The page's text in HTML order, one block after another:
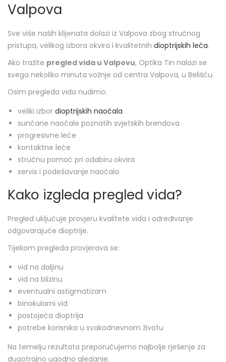
Valpova
Sve više naših klijenata dolazi iz Valpova zbog stručnog
pristupa, velikog izbora okvira i kvalitetnih dioptrijskih leća.
Ako tražite pregled vida u Valpovu, Optika Tin nalazi se
svega nekoliko minuta vožnje od centra Valpova, u Belišću.
Osim pregleda vida nudimo:
veliki izbor dioptrijskih naočala
sunčane naočale poznatih svjetskih brendova
progresivne leće
kontaktne leće
stručnu pomoć pri odabiru okvira
servis i podešavanje naočala
Kako izgleda pregled vida?
Pregled uključuje provjeru kvalitete vida i određivanje
odgovarajuće dioptrije.
Tijekom pregleda provjerava se:
vid na daljinu
vid na blizinu
eventualni astigmatizam
binokularni vid
postojeća dioptrija
potrebe korisnika u svakodnevnom životu
Na temelju rezultata preporučujemo najbolje rješenje za
dugotrajno ugodno gledanje.